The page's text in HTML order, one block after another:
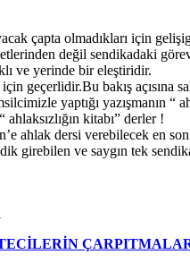
çapta olmadıkları için
değil sendikadaki
ve yerinde bir eleştiridir.
geçerlidir.Bu bakış
yaptığı yazışmanın “
kitabı” derler !
ahlak dersi verebilecek en
girebilen ve saygın tek